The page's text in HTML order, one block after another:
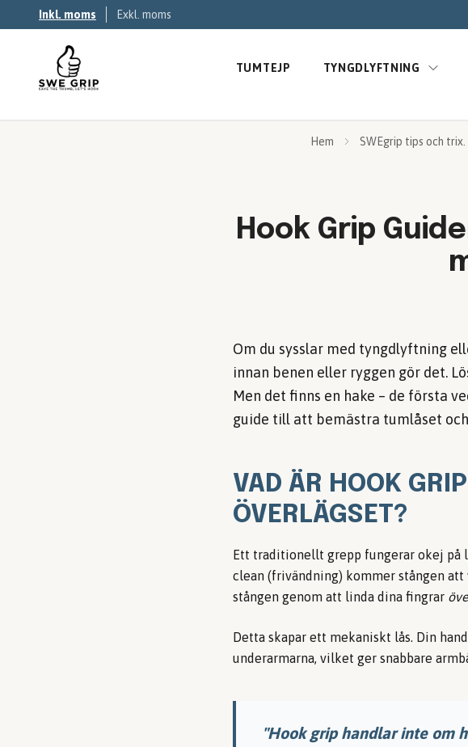
Inkl. moms Exkl. moms
TUMTEJP TYNGDLYFTNING
Hem SWEgrip tips och trix.
Hook Grip
Om du sysslar med tyngdlyftning
innan benen eller ryggen gör det.
Men det finns en hake – de första
guide till att bemästra tumlåset
VAD ÄR HOOK
ÖVERLÄGSET?
Ett traditionellt grepp fungerar okej på
clean (frivändning) kommer stången
stången genom att linda dina fingrar
Detta skapar ett mekaniskt lås. Din
underarmarna, vilket ger snabbare
"Hook grip handlar inte om